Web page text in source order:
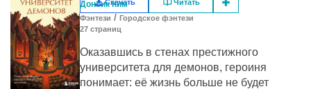
Скачать Читать
Донсик Ким
Фэнтези / Городское фэнтези
27 cтраниц
Оказавшись в стенах престижного
университета для демонов, героиня
понимает: её жизнь больше не будет